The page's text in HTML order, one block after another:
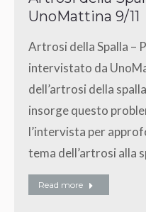
UnoMattina 9/11
Artrosi della Spalla –
intervistato da
dell’artrosi della
insorge questo
l’intervista per
tema dell’artrosi alla
Read more